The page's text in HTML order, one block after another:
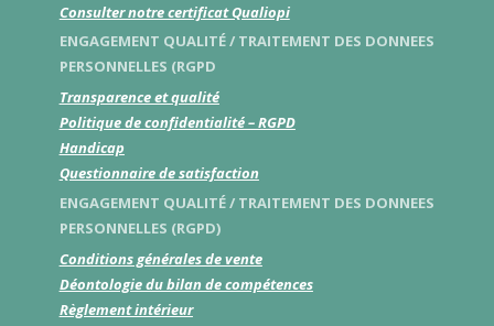
Consulter notre certificat Qualiopi
ENGAGEMENT QUALITÉ / TRAITEMENT DES DONNEES
PERSONNELLES (RGPD
Transparence et qualité
Politique de confidentialité – RGPD
Handicap
Questionnaire de satisfaction
ENGAGEMENT QUALITÉ / TRAITEMENT DES DONNEES
PERSONNELLES (RGPD)
Conditions générales de vente
Déontologie du bilan de compétences
Règlement intérieur